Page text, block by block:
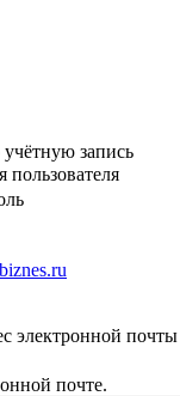
запись
электронной почты
почте.